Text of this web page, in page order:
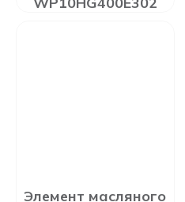
Элемент масляного